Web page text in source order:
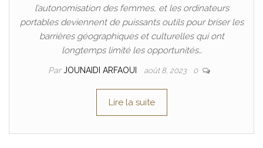
l’autonomisation des femmes, et les ordinateurs
portables deviennent de puissants outils pour briser les
barrières géographiques et culturelles qui ont
longtemps limité les opportunités…
ParJOUNAIDI ARFAOUI août 8, 2023 0
Lire la suite